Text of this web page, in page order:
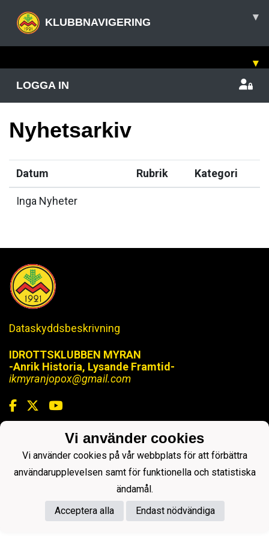
KLUBBNAVIGERING ▾
▾
LOGGA IN
Nyhetsarkiv
Datum Rubrik Kategori
Inga Nyheter
Dataskyddsbeskrivning
IDROTTSKLUBBEN MYRAN
-Anrik Historia, Lysande Framtid-
ikmyranjopox@gmail.com
Powered by
Vi använder cookies
Vi använder cookies på vår webbplats för att förbättra
användarupplevelsen samt för funktionella och statistiska
ändamål.
Acceptera alla
Endast nödvändiga